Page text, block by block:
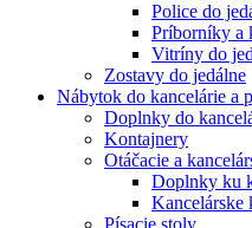
Police do
Príborníky a
Vitríny do
Zostavy do jedálne
Nábytok do kancelárie a
Doplnky do
Kontajnery
Otáčacie a
Doplnky ku
Kancelárske
Písacie stoly